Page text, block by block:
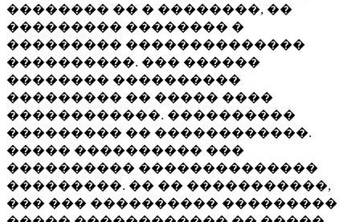
�������� �� � ��������, ��
��������� �������� �
��������� ��������������
����������. ��� ������
�������� ����������
��������� �� ����� ����
������������. ����������
��������� �� ������������.
����� ���������� ���
���������� ��������������
���������. �� �� �����������,
��� ��� ���������� ���������